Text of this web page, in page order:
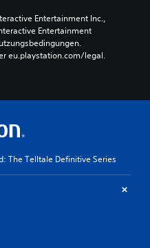
Entertainment Inc.,
Entertainment
eu.playstation.com/legal.
The Telltale Definitive Series